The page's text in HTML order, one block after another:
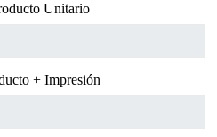
Unitario
+ Impresión